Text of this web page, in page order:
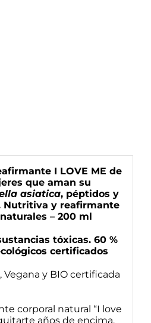
I LOVE ME de
que aman su
asiatica, péptidos y
Nutritiva y reafirmante
– 200 ml
tóxicas. 60 %
certificados
Vegana y BIO certificada
corporal natural “I love
años de encima,